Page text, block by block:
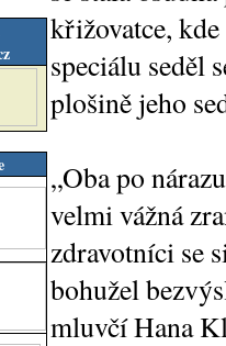
křižovatce,
speciálu seděl
plošině jeho
„Oba po
velmi vážná
zdravotníci se
bohužel
mluvčí Hana